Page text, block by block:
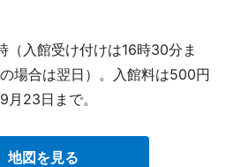
入館受け付けは16時30分ま
場合は翌日）。入館料は500円
月23日まで。
地図を見る